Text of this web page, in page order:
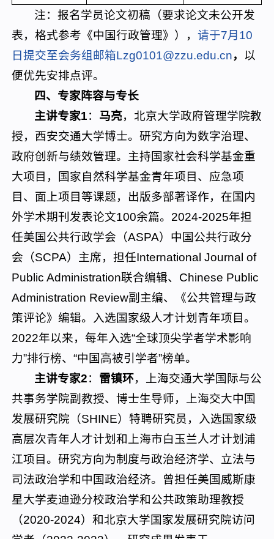
注：报名学员论文初稿（要求论文未公开发
表，格式参考《中国行政管理》），请于7月10
日提交至会务组邮箱Lzg0101@zzu.edu.cn， 以
便优先安排点评。
四、专家阵容与专长
主讲专家1： 马亮，北京大学政府管理学院教
授，西安交通大学博士。研究方向为数字治理、
政府创新与绩效管理。主持国家社会科学基金重
大项目，国家自然科学基金青年项目、应急项
目、面上项目等课题，出版多部著译作，在国内
外学术期刊发表论文100余篇。2024-2025年担
任美国公共行政学会（ASPA）中国公共行政分
会（SCPA）主席，担任International Journal of
Public Administration联合编辑、Chinese Public
Administration Review副主编、《公共管理与政
策评论》编辑。入选国家级人才计划青年项目。
2022年以来，每年入选“全球顶尖学者学术影响
力”排行榜、“中国高被引学者”榜单。
主讲专家2： 雷镇环，上海交通大学国际与公
共事务学院副教授、博士生导师，上海交大中国
发展研究院（SHINE）特聘研究员，入选国家级
高层次青年人才计划和上海市白玉兰人才计划浦
江项目。研究方向为制度与政治经济学、立法与
司法政治学和中国政治经济。曾担任美国威斯康
星大学麦迪逊分校政治学和公共政策助理教授
（2020-2024）和北京大学国家发展研究院访问